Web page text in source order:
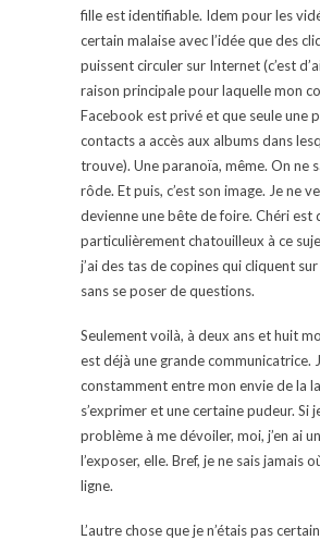
fille est identifiable. Idem pour les
certain malaise avec l’idée que des
puissent circuler sur Internet (c’est
raison principale pour laquelle mon
Facebook est privé et que seule une
contacts a accès aux albums dans
trouve). Une paranoïa, même. On ne
rôde. Et puis, c’est son image. Je ne
devienne une bête de foire. Chéri est
particulièrement chatouilleux à ce
j’ai des tas de copines qui cliquent
sans se poser de questions.
Seulement voilà, à deux ans et huit
est déjà une grande communicatrice.
constamment entre mon envie de la
s’exprimer et une certaine pudeur. Si
problème à me dévoiler, moi, j’en ai
l’exposer, elle. Bref, je ne sais jamais
ligne.
L’autre chose que je n’étais pas